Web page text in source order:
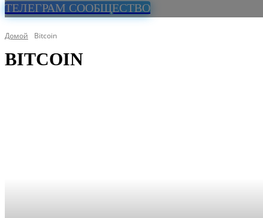
ТЕЛЕГРАМ СООБЩЕСТВО
Домой Bitcoin
BITCOIN